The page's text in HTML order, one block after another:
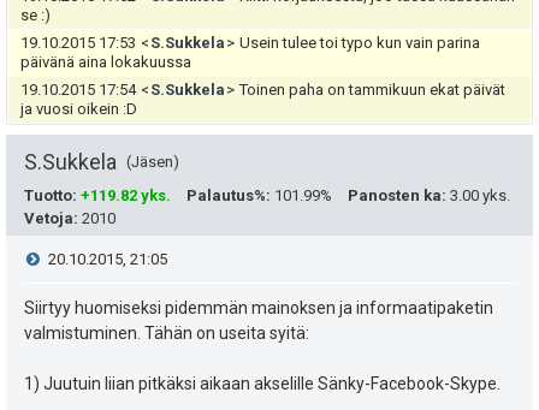
y
h
t
ä
i
p
e
se :)
19.10.2015 17:53 < S.Sukkela > Usein tulee toi typo kun vain parina
päivänä aina lokakuussa
19.10.2015 17:54 < S.Sukkela > Toinen paha on tammikuun ekat päivät
ja vuosi oikein :D
S.Sukkela
Jäsen
Tuotto: +119.82 yks. Palautus%: 101.99% Panosten ka: 3.00 yks.
Vetoja: 2010
V
i
20.10.2015, 21:05
Siirtyy huomiseksi pidemmän mainoksen ja informaatipaketin
valmistuminen. Tähän on useita syitä:
1) Juutuin liian pitkäksi aikaan akselille Sänky-Facebook-Skype.